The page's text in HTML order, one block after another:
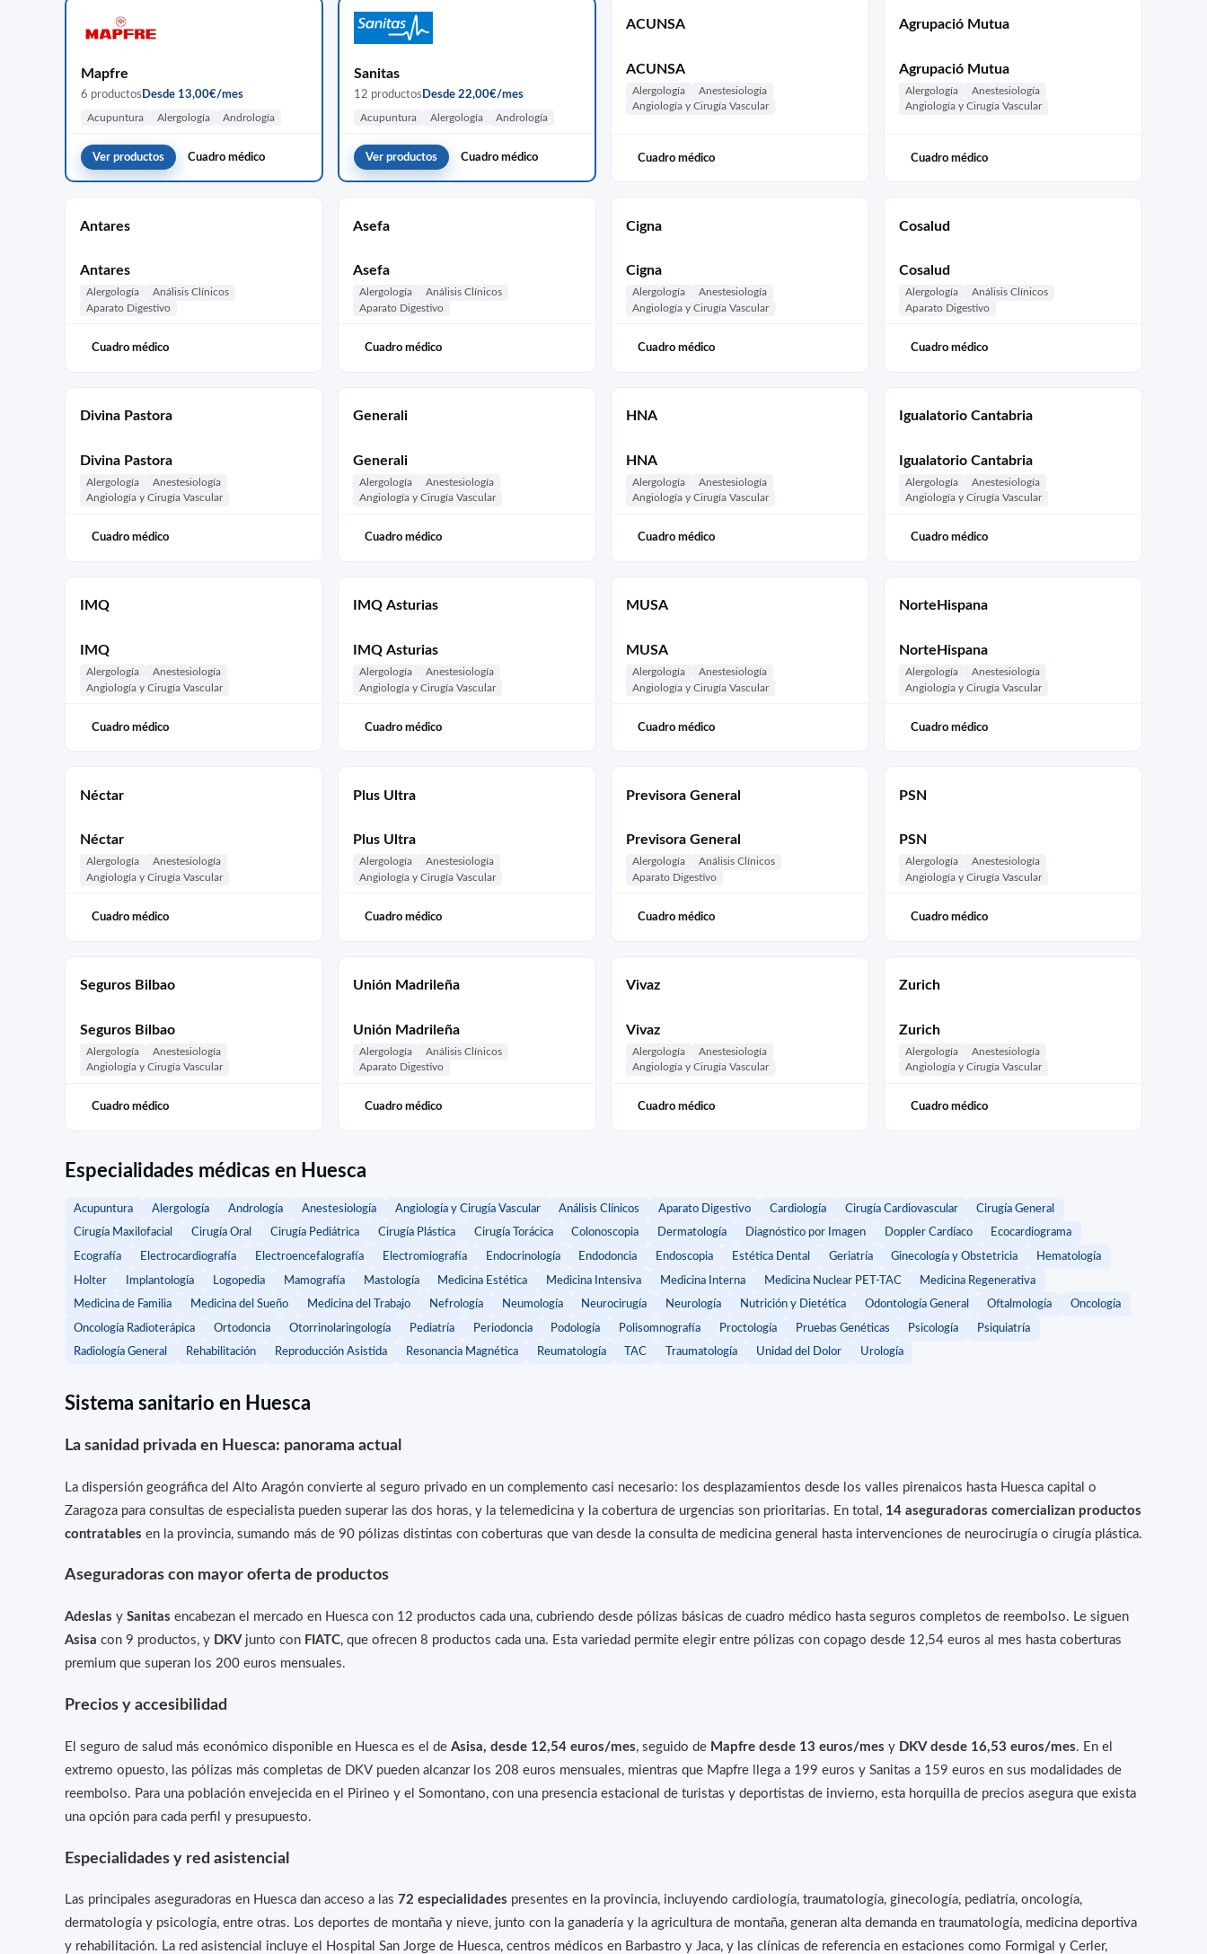
Mapfre
6 productos Desde 13,00€/mes
Acupuntura Alergología Andrología
Ver productos Cuadro médico
Sanitas
12 productos Desde 22,00€/mes
Acupuntura Alergología Andrología
Ver productos Cuadro médico
ACUNSA
ACUNSA
Alergología
Anestesiología
Angiología y Cirugía Vascular
Cuadro médico
Agrupació Mutua
Agrupació Mutua
Alergología
Anestesiología
Angiología y Cirugía Vascular
Cuadro médico
Antares
Antares
Alergología
Análisis Clínicos
Aparato Digestivo
Cuadro médico
Asefa
Asefa
Alergología
Análisis Clínicos
Aparato Digestivo
Cuadro médico
Cigna
Cigna
Alergología
Anestesiología
Angiología y Cirugía Vascular
Cuadro médico
Cosalud
Cosalud
Alergología
Análisis Clínicos
Aparato Digestivo
Cuadro médico
Divina Pastora
Divina Pastora
Alergología
Anestesiología
Angiología y Cirugía Vascular
Cuadro médico
Generali
Generali
Alergología
Anestesiología
Angiología y Cirugía Vascular
Cuadro médico
HNA
HNA
Alergología
Anestesiología
Angiología y Cirugía Vascular
Cuadro médico
Igualatorio Cantabria
Igualatorio Cantabria
Alergología
Anestesiología
Angiología y Cirugía Vascular
Cuadro médico
IMQ
IMQ
Alergología
Anestesiología
Angiología y Cirugía Vascular
Cuadro médico
IMQ Asturias
IMQ Asturias
Alergología
Anestesiología
Angiología y Cirugía Vascular
Cuadro médico
MUSA
MUSA
Alergología
Anestesiología
Angiología y Cirugía Vascular
Cuadro médico
NorteHispana
NorteHispana
Alergología
Anestesiología
Angiología y Cirugía Vascular
Cuadro médico
Néctar
Néctar
Alergología
Anestesiología
Angiología y Cirugía Vascular
Cuadro médico
Plus Ultra
Plus Ultra
Alergología
Anestesiología
Angiología y Cirugía Vascular
Cuadro médico
Previsora General
Previsora General
Alergología
Análisis Clínicos
Aparato Digestivo
Cuadro médico
PSN
PSN
Alergología
Anestesiología
Angiología y Cirugía Vascular
Cuadro médico
Seguros Bilbao
Seguros Bilbao
Alergología
Anestesiología
Angiología y Cirugía Vascular
Cuadro médico
Unión Madrileña
Unión Madrileña
Alergología
Análisis Clínicos
Aparato Digestivo
Cuadro médico
Vivaz
Vivaz
Alergología
Anestesiología
Angiología y Cirugía Vascular
Cuadro médico
Zurich
Zurich
Alergología
Anestesiología
Angiología y Cirugía Vascular
Cuadro médico
Especialidades médicas en Huesca
Acupuntura Alergología Andrología Anestesiología Angiología y Cirugía Vascular Análisis Clínicos Aparato Digestivo Cardiología Cirugía Cardiovascular Cirugía General
Cirugía Maxilofacial Cirugía Oral Cirugía Pediátrica Cirugía Plástica Cirugía Torácica Colonoscopia Dermatología Diagnóstico por Imagen Doppler Cardíaco Ecocardiograma
Ecografía Electrocardiografía Electroencefalografía Electromiografía Endocrinología Endodoncia Endoscopia Estética Dental Geriatría Ginecología y Obstetricia Hematología
Holter Implantología Logopedia Mamografía Mastología Medicina Estética Medicina Intensiva Medicina Interna Medicina Nuclear PET-TAC Medicina Regenerativa
Medicina de Familia Medicina del Sueño Medicina del Trabajo Nefrología Neumología Neurocirugía Neurología Nutrición y Dietética Odontología General Oftalmología Oncología
Oncología Radioterápica Ortodoncia Otorrinolaringología Pediatría Periodoncia Podología Polisomnografía Proctología Pruebas Genéticas Psicología Psiquiatría
Radiología General Rehabilitación Reproducción Asistida Resonancia Magnética Reumatología TAC Traumatología Unidad del Dolor Urología
Sistema sanitario en Huesca
La sanidad privada en Huesca: panorama actual
La dispersión geográfica del Alto Aragón convierte al seguro privado en un complemento casi necesario: los desplazamientos desde los valles pirenaicos hasta Huesca capital o
Zaragoza para consultas de especialista pueden superar las dos horas, y la telemedicina y la cobertura de urgencias son prioritarias. En total, 14 aseguradoras comercializan productos
contratables en la provincia, sumando más de 90 pólizas distintas con coberturas que van desde la consulta de medicina general hasta intervenciones de neurocirugía o cirugía plástica.
Aseguradoras con mayor oferta de productos
Adeslas y Sanitas encabezan el mercado en Huesca con 12 productos cada una, cubriendo desde pólizas básicas de cuadro médico hasta seguros completos de reembolso. Le siguen
Asisa con 9 productos, y DKVjunto con FIATC, que ofrecen 8 productos cada una. Esta variedad permite elegir entre pólizas con copago desde 12,54 euros al mes hasta coberturas
premium que superan los 200 euros mensuales.
Precios y accesibilidad
El seguro de salud más económico disponible en Huesca es el de Asisa, desde 12,54 euros/mes , seguido de Mapfre desde 13 euros/mes y DKV desde 16,53 euros/mes . En el
extremo opuesto, las pólizas más completas de DKV pueden alcanzar los 208 euros mensuales, mientras que Mapfre llega a 199 euros y Sanitas a 159 euros en sus modalidades de
reembolso. Para una población envejecida en el Pirineo y el Somontano, con una presencia estacional de turistas y deportistas de invierno, esta horquilla de precios asegura que exista
una opción para cada perfil y presupuesto.
Especialidades y red asistencial
Las principales aseguradoras en Huesca dan acceso a las 72 especialidades presentes en la provincia, incluyendo cardiología, traumatología, ginecología, pediatría, oncología,
dermatología y psicología, entre otras. Los deportes de montaña y nieve, junto con la ganadería y la agricultura de montaña, generan alta demanda en traumatología, medicina deportiva
y rehabilitación. La red asistencial incluye el Hospital San Jorge de Huesca, centros médicos en Barbastro y Jaca, y las clínicas de referencia en estaciones como Formigal y Cerler,